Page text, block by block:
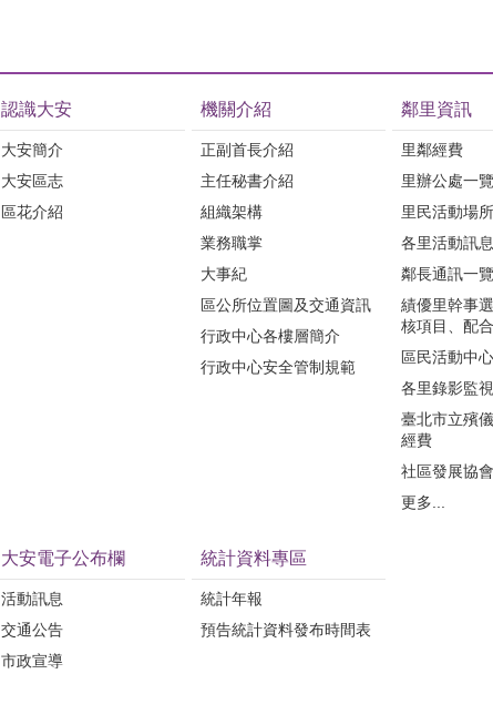
認識大安
大安簡介
大安區志
區花介紹
機關介紹
正副首長介紹
主任秘書介紹
組織架構
業務職掌
大事紀
區公所位置圖及交通資訊
行政中心各樓層簡介
行政中心安全管制規範
鄰里資訊
里鄰經費
里辦公處一
里民活動場
各里活動訊息
鄰長通訊一
績優里幹事
核項目、配
區民活動中
各里錄影監
臺北市立殯
經費
社區發展協會
更多...
大安電子公布欄
活動訊息
交通公告
市政宣導
統計資料專區
統計年報
預告統計資料發布時間表